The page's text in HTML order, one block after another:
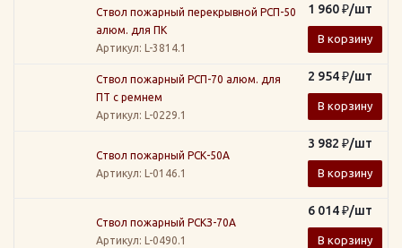
Ствол пожарный перекрывной РСП-50
алюм. для ПК
Артикул: L-3814.1
1 960₽/шт
В корзину
Ствол пожарный РСП-70 алюм. для
ПТ с ремнем
Артикул: L-0229.1
2 954₽/шт
В корзину
Ствол пожарный РСК-50А
Артикул: L-0146.1
3 982 ₽/шт
В корзину
Ствол пожарный РСКЗ-70А
Артикул: L-0490.1
6 014₽/шт
В корзину